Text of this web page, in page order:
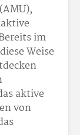
im
Weise
aktive
von